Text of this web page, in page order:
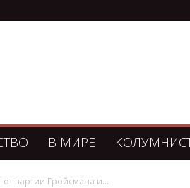
В МИРЕ
от партии Гройсмана и...